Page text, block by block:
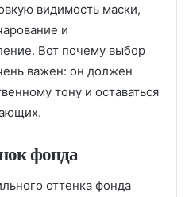
видимость маски,
и
Вот почему выбор
важен: он должен
тону и оставаться
фонда
оттенка фонда